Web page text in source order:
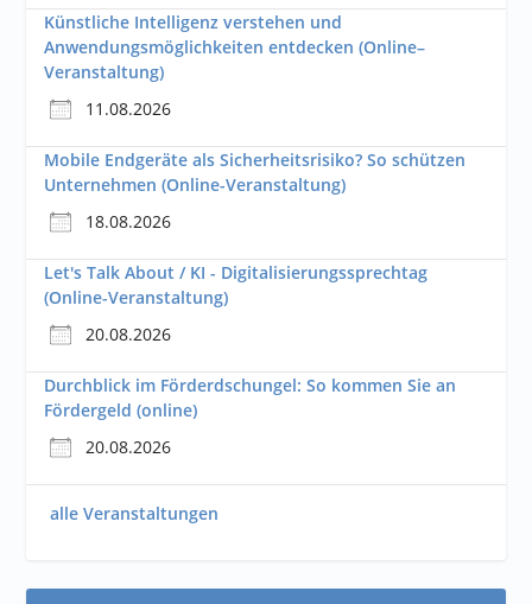
Künstliche Intelligenz verstehen und
Anwendungsmöglichkeiten entdecken (Online–
Veranstaltung)
11.08.2026
Mobile Endgeräte als Sicherheitsrisiko? So schützen
Unternehmen (Online-Veranstaltung)
18.08.2026
Let's Talk About / KI - Digitalisierungssprechtag
(Online-Veranstaltung)
20.08.2026
Durchblick im Förderdschungel: So kommen Sie an
Fördergeld (online)
20.08.2026
alle Veranstaltungen